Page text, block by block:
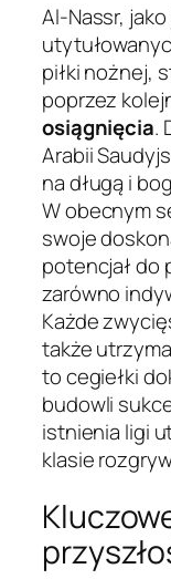
Al-Nassr,
piłki nożnej,
poprzez
osiągnięcia.
Arabii
na długą i
W obecnym
swoje
potencjał do
zarówno
Każde
także
to cegiełki
budowli
istnienia ligi
klasie